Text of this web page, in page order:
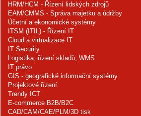
HRM/HCM - Řízení lidských zdrojů
EAM/CMMS - Správa majetku a údržby
Účetní a ekonomické systémy
ITSM (ITIL) - Řízení IT
Cloud a virtualizace IT
IT Security
Logistika, řízení skladů, WMS
IT právo
GIS - geografické informační systémy
Projektové řízení
Trendy ICT
E-commerce B2B/B2C
CAD/CAM/CAE/PLM/3D tisk